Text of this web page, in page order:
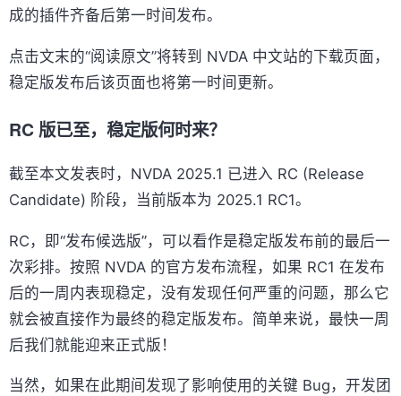
成的插件齐备后第一时间发布。
点击文末的“阅读原文”将转到 NVDA 中文站的下载页面，
稳定版发布后该页面也将第一时间更新。
RC 版已至，稳定版何时来？
截至本文发表时，NVDA 2025.1 已进入 RC (Release
Candidate) 阶段，当前版本为 2025.1 RC1。
RC，即“发布候选版”，可以看作是稳定版发布前的最后一
次彩排。按照 NVDA 的官方发布流程，如果 RC1 在发布
后的一周内表现稳定，没有发现任何严重的问题，那么它
就会被直接作为最终的稳定版发布。简单来说，最快一周
后我们就能迎来正式版！
当然，如果在此期间发现了影响使用的关键 Bug，开发团